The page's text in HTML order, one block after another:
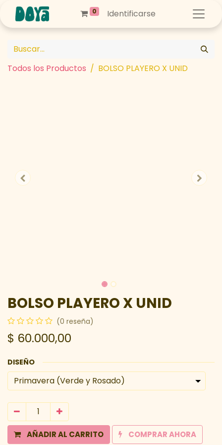
0 Identificarse
Todos los Productos BOLSO PLAYERO X UNID
BOLSO PLAYERO X UNID
(0 reseña)
$ 60.000,00
DISEÑO
AÑADIR AL CARRITO COMPRAR AHORA